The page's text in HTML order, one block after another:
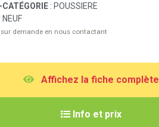
: POUSSIERE
: NEUF
sur demande en nous contactant
Affichez la fiche complète
Info et prix